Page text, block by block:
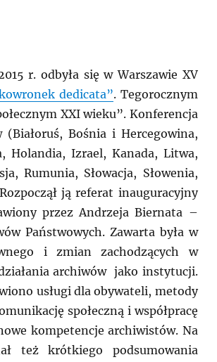
r. odbyła się w Warszawie XV
dedicata”. Tegorocznym
XXI wieku”. Konferencja
Bośnia i Hercegowina,
Holandia, Izrael, Kanada, Litwa,
Rumunia, Słowacja, Słowenia,
ją referat inauguracyjny
przez Andrzeja Biernata –
Państwowych. Zawarta była w
i zmian zachodzących w
archiwów jako instytucji.
usługi dla obywateli, metody
społeczną i współpracę
kompetencje archiwistów. Na
też krótkiego podsumowania